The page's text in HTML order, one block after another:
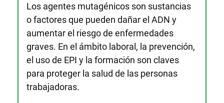
Los agentes mutagénicos son sustancias
o factores que pueden dañar el ADN y
aumentar el riesgo de enfermedades
graves. En el ámbito laboral, la prevención,
el uso de EPI y la formación son claves
para proteger la salud de las personas
trabajadoras.